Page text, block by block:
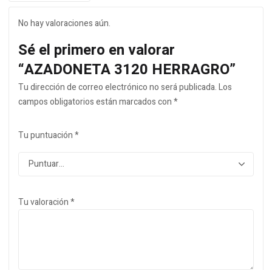
No hay valoraciones aún.
Sé el primero en valorar
“AZADONETA 3120 HERRAGRO”
Tu dirección de correo electrónico no será publicada.Los
campos obligatorios están marcados con*
Tu puntuación*
Tu valoración*